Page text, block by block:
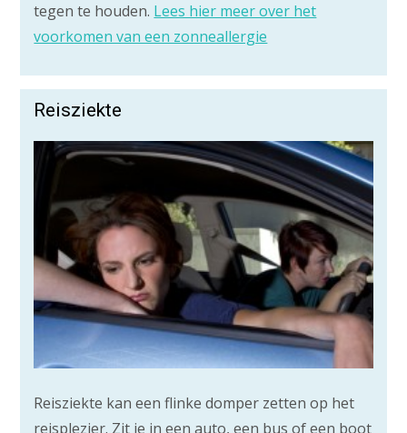
tegen te houden. Lees hier meer over het
voorkomen van een zonneallergie
Reisziekte
Reisziekte kan een flinke domper zetten op het
reisplezier. Zit je in een auto, een bus of een boot